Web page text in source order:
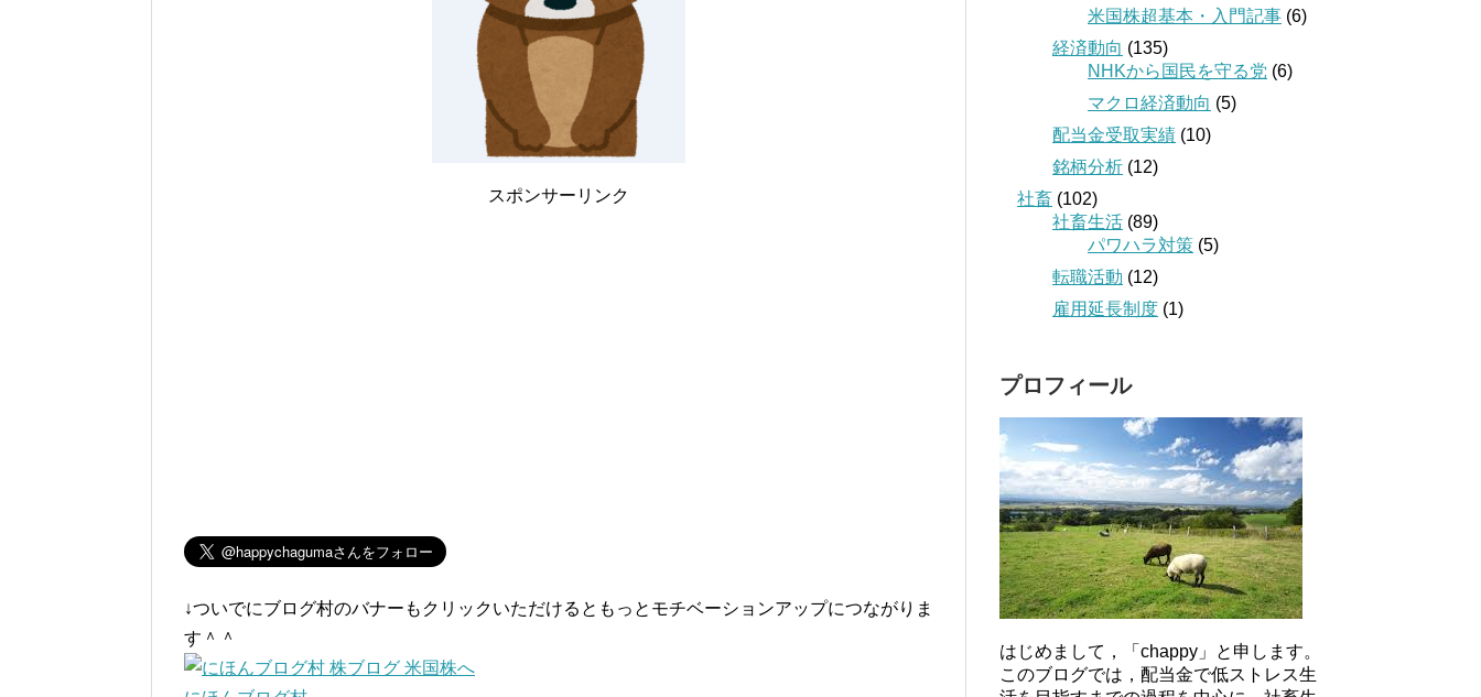
スポンサーリンク
↓ついでにブログ村のバナーもクリックいただけるともっとモチベーションアップにつながりま
す＾＾
米国株超基本・入門記事 (6)
経済動向 (135)
NHKから国民を守る党 (6)
マクロ経済動向 (5)
配当金受取実績 (10)
銘柄分析 (12)
社畜 (102)
社畜生活 (89)
パワハラ対策 (5)
転職活動 (12)
雇用延長制度 (1)
プロフィール
はじめまして，「chappy」と申します。
このブログでは，配当金で低ストレス生